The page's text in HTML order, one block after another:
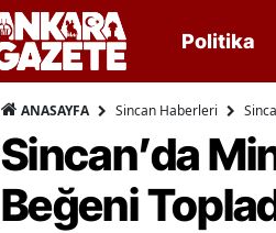
Politika
ANASAYFA Sincan Haberleri
Sincan’da
Beğeni